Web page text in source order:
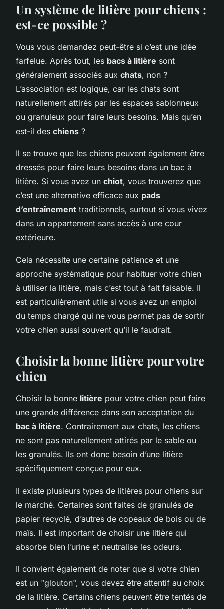
Un système de litière pour chiens :
est-ce possible ?
Vous vous demandez peut-être si c’est une idée
farfelue. Après tout, les bacs à litière sont
généralement associés aux chats, non ?
L’association est logique, car les chats sont
naturellement attirés par les espaces sablonneux
ou granuleux pour faire leurs besoins. Mais qu’en
est-il des chiens ?
Il se trouve que les chiens peuvent également être
dressés pour faire leurs besoins dans un bac à
litière. Si vous avez un chiot, vous trouverez que
c’est une alternative efficace aux pads
d’entraînement traditionnels, surtout si vous vivez
dans un appartement sans accès à une cour
extérieure.
Cela nécessite une certaine patience et une
approche systématique pour habituer votre chien
à utiliser la litière, mais c’est tout à fait faisable. Il
est particulièrement utile si vous avez un emploi
du temps chargé qui ne vous permet pas de sortir
votre chien aussi souvent qu’il le faudrait.
Choisir la bonne litière pour votre
chien
Choisir la bonne litière pour votre chien peut faire
une grande différence dans son acceptation du
bac à litière. Contrairement aux chats, les chiens
ne sont pas naturellement attirés par le sable ou
les granulés. Ils ont donc besoin d’une litière
spécifiquement conçue pour eux.
Il existe plusieurs types de litières pour chiens sur
le marché. Certaines sont faites de granulés de
papier recyclé, d’autres de copeaux de bois ou de
maïs. Il est important de choisir une litière qui
absorbe bien l’urine et neutralise les odeurs.
Il convient également de noter que si votre chien
est un "glouton", vous devez être attentif au choix
de la litière. Certains chiens peuvent être tentés de